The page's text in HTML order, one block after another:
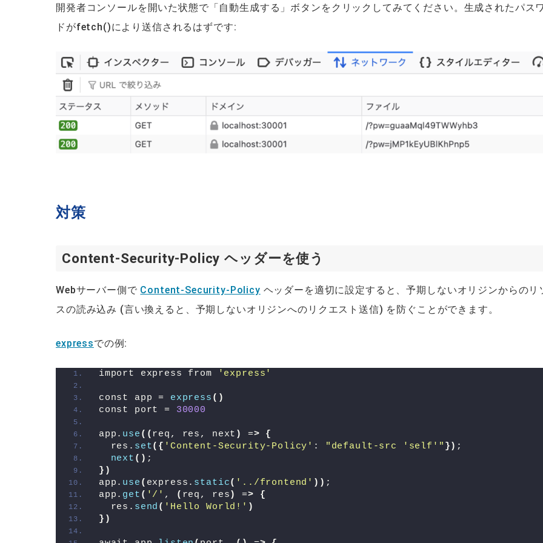
開発者コンソールを開いた状態で「自動生成する」ボタンをクリックしてみてください。生成されたパス
ドがfetch()により送信されるはずです:
対策
Content-Security-Policy ヘッダーを使う
Webサーバー側で Content-Security-Policy ヘッダーを適切に設定すると、予期しないオリジンからのリ
スの読み込み (言い換えると、予期しないオリジンへのリクエスト送信) を防ぐことができます。
expressでの例:
import express from 'express'
const app = express ()
const port = 30000
app. use (( req, res, next ) =>
{
  res.
set({ 'Content-Security-Policy' : "default-src 'self'" }) ;
next () ;
})
app. use ( express. static( '../frontend' )) ;
app. get ( '/' , ( req, res ) =>
{
  res.
send ( 'Hello World!' )
})